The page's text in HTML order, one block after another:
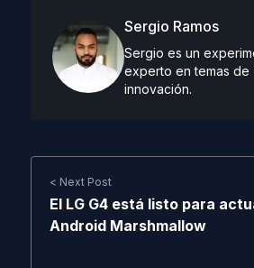
Sergio Ramos
Sergio es un
experto en temas de
innovación.
< Next Post
El LG G4 está listo para
Android Marshmallow